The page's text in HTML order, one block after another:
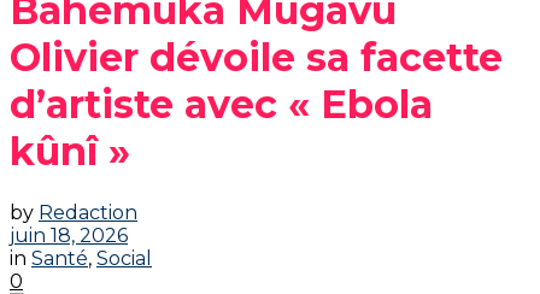
Bahemuka Mugavu
Olivier dévoile sa facette
d’artiste avec « Ebola
kûnî »
by Redaction
juin 18, 2026
in Santé, Social
0